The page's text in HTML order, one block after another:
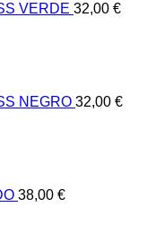
VERDE 32,00 €
NEGRO 32,00 €
38,00 €